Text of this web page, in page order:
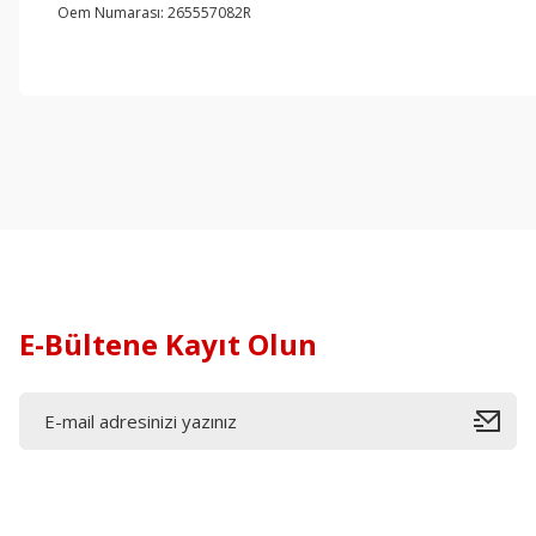
Oem Numarası: 265557082R
E-Bültene Kayıt Olun